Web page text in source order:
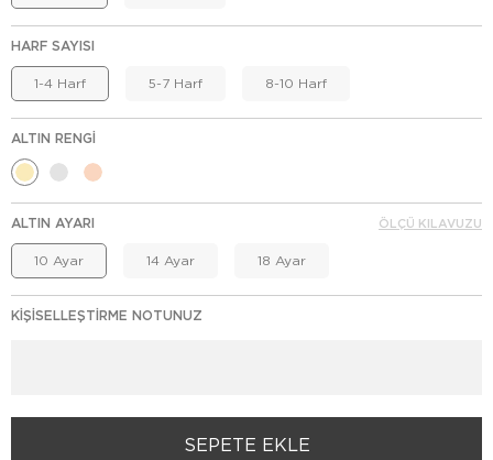
HARF SAYISI
1-4 Harf 5-7 Harf 8-10 Harf
ALTIN RENGI
ALTIN AYARI
10 Ayar 14 Ayar 18 Ayar
ÖLÇÜ KILAVUZU
KIŞISELLEŞTIRME NOTUNUZ